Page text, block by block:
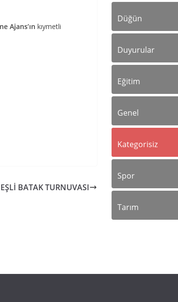
Ajans’ın kıymetli
BATAK TURNUVASI
Düğün
Duyurular
Eğitim
Genel
Kategorisiz
Spor
Tarım